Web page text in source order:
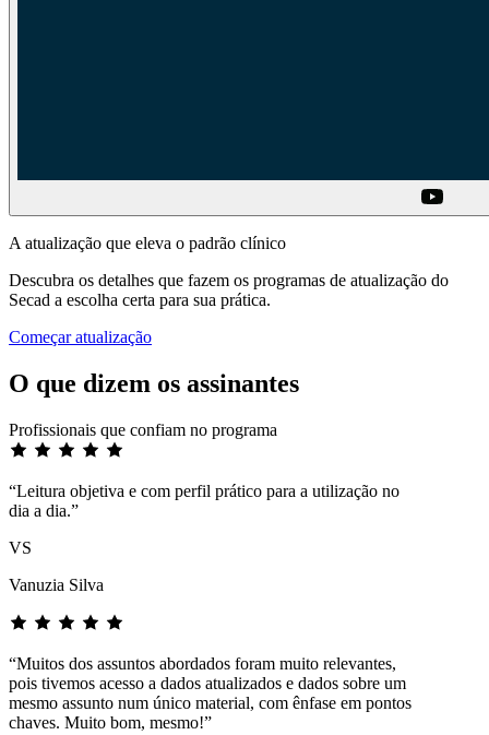
A atualização que eleva o padrão clínico
Descubra os detalhes que fazem os programas de atualização do
Secad a escolha certa para sua prática.
Começar atualização
O que dizem os assinantes
Profissionais que confiam no programa
“Leitura objetiva e com perfil prático para a utilização no
dia a dia.”
VS
Vanuzia Silva
“Muitos dos assuntos abordados foram muito relevantes,
pois tivemos acesso a dados atualizados e dados sobre um
mesmo assunto num único material, com ênfase em pontos
chaves. Muito bom, mesmo!”